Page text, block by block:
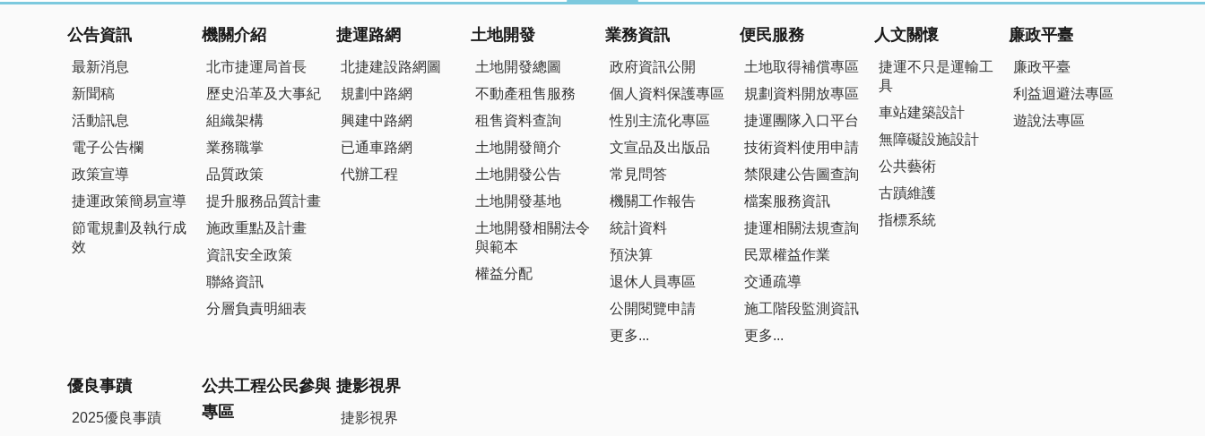
公告資訊
最新消息
新聞稿
活動訊息
電子公告欄
政策宣導
捷運政策簡易宣導
節電規劃及執行成
效
機關介紹
北市捷運局首長
歷史沿革及大事紀
組織架構
業務職掌
品質政策
提升服務品質計畫
施政重點及計畫
資訊安全政策
聯絡資訊
分層負責明細表
捷運路網
北捷建設路網圖
規劃中路網
興建中路網
已通車路網
代辦工程
土地開發
土地開發總圖
不動產租售服務
租售資料查詢
土地開發簡介
土地開發公告
土地開發基地
土地開發相關法令
與範本
權益分配
業務資訊
政府資訊公開
個人資料保護專區
性別主流化專區
文宣品及出版品
常見問答
機關工作報告
統計資料
預決算
退休人員專區
公開閱覽申請
更多...
便民服務
土地取得補償專區
規劃資料開放專區
捷運團隊入口平台
技術資料使用申請
禁限建公告圖查詢
檔案服務資訊
捷運相關法規查詢
民眾權益作業
交通疏導
施工階段監測資訊
更多...
人文關懷
捷運不只是運輸工
具
車站建築設計
無障礙設施設計
公共藝術
古蹟維護
指標系統
廉政平臺
廉政平臺
利益迴避法專區
遊說法專區
優良事蹟
2025優良事蹟
公共工程公民參與
專區
捷影視界
捷影視界